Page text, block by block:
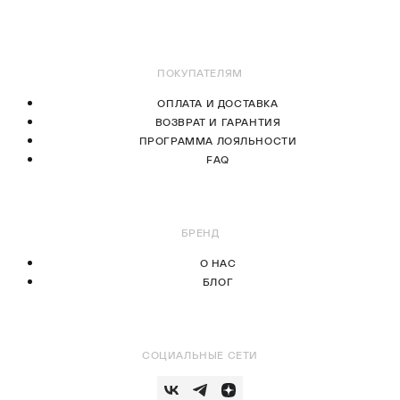
СОЦИАЛЬНЫЕ СЕТИ
ПОКУПАТЕЛЯМ
ОПЛАТА И ДОСТАВКА
ВОЗВРАТ И ГАРАНТИЯ
ПРОГРАММА ЛОЯЛЬНОСТИ
FAQ
БРЕНД
О НАС
БЛОГ